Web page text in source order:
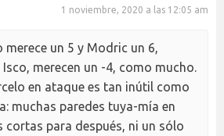
1 noviembre, 2020 a las 12:05 am
merece un 5 y Modric un 6,
Isco, merecen un -4, como mucho.
en ataque es tan inútil como
muchas paredes tuya-mía en
cortas para después, ni un sólo